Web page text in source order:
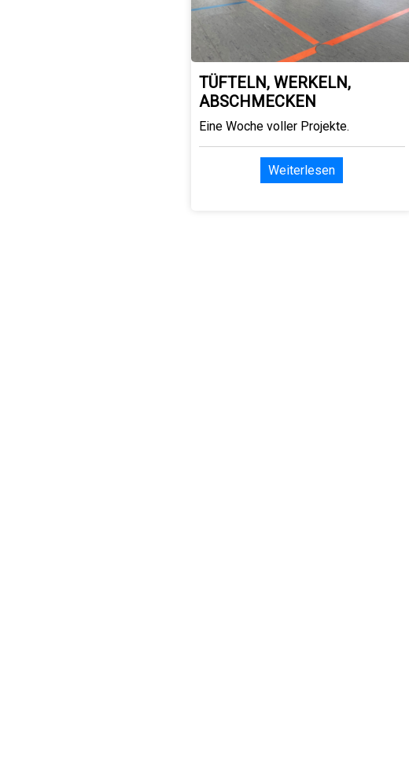
TÜFTELN, WERKELN,
ABSCHMECKEN
Eine Woche voller Projekte.
Weiterlesen